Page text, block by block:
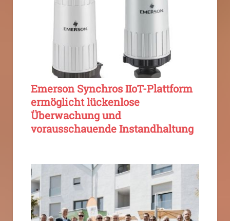
Emerson Synchros IIoT-Plattform
ermöglicht lückenlose
Überwachung und
vorausschauende Instandhaltung